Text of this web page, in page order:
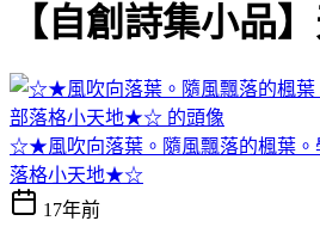
【自創詩集小品
☆★風吹向落葉。隨風飄落的楓葉。
落格小天地★☆
17年前